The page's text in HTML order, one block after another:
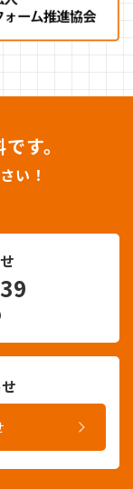
す。
い！